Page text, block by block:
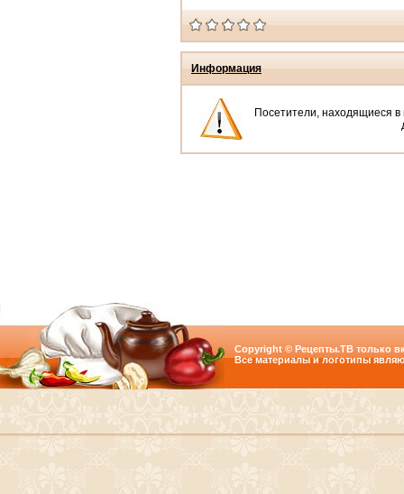
Информация
Посетители, находящиеся в
Copyright © Рецепты.ТВ только
Все материалы и логотипы